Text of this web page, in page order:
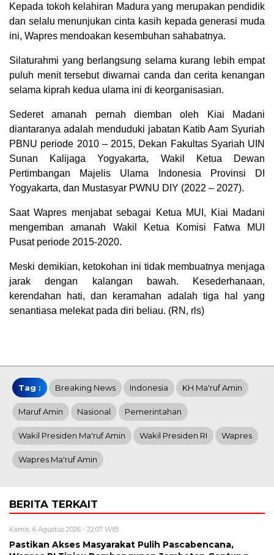
Kepada tokoh kelahiran Madura yang merupakan pendidik
dan selalu menunjukan cinta kasih kepada generasi muda
ini, Wapres mendoakan kesembuhan sahabatnya.
Silaturahmi yang berlangsung selama kurang lebih empat
puluh menit tersebut diwarnai canda dan cerita kenangan
selama kiprah kedua ulama ini di keorganisasian.
Sederet amanah pernah diemban oleh Kiai Madani
diantaranya adalah menduduki jabatan Katib Aam Syuriah
PBNU periode 2010 – 2015, Dekan Fakultas Syariah UIN
Sunan Kalijaga Yogyakarta, Wakil Ketua Dewan
Pertimbangan Majelis Ulama Indonesia Provinsi DI
Yogyakarta, dan Mustasyar PWNU DIY (2022 – 2027).
Saat Wapres menjabat sebagai Ketua MUI, Kiai Madani
mengemban amanah Wakil Ketua Komisi Fatwa MUI
Pusat periode 2015-2020.
Meski demikian, ketokohan ini tidak membuatnya menjaga
jarak dengan kalangan bawah. Kesederhanaan,
kerendahan hati, dan keramahan adalah tiga hal yang
senantiasa melekat pada diri beliau. (RN, rls)
Tag : Breaking News Indonesia KH Ma'ruf Amin
Maruf Amin Nasional Pemerintahan
Wakil Presiden Ma'ruf Amin Wakil Presiden RI Wapres
Wapres Ma'ruf Amin
BERITA TERKAIT
Kamis, 6 Agustus 2026 - 22:07 WIB
Pastikan Akses Masyarakat Pulih Pascabencana,